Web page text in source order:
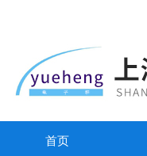
首页